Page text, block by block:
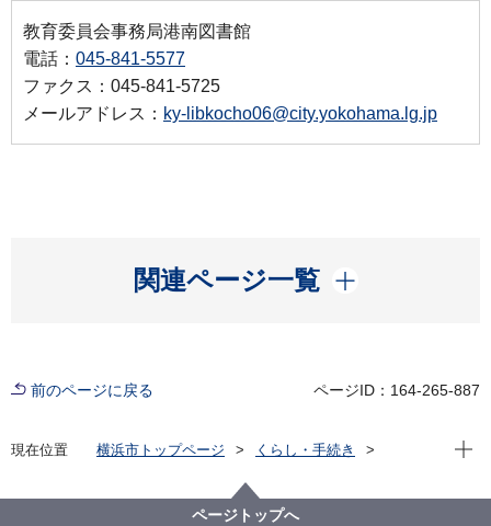
教育委員会事務局港南図書館
電話： 045-841-5577
ファクス：045-841-5725
メールアドレス： ky-libkocho06@city.yokohama.lg.jp
関連ページ一覧
開く
前のページに戻る ページID：164-265-887
現在位置 横浜市トップページ
くらし・手続き
医療情報コーナー
現在
ページトップへ